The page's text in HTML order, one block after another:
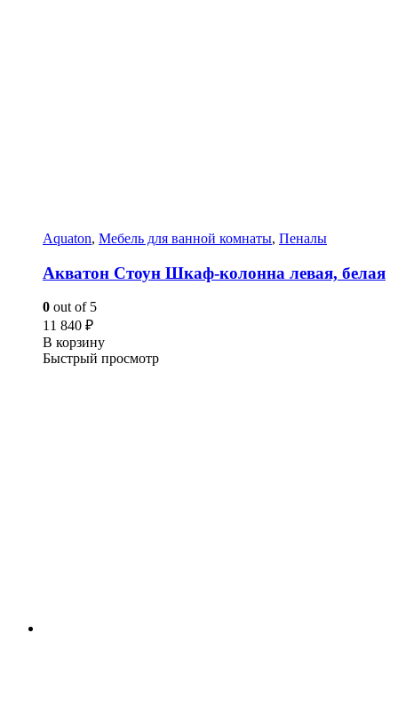
Aquaton, Мебель для ванной комнаты, Пеналы
Акватон Стоун Шкаф-колонна левая, белая
0 out of 5
11 840 ₽
В корзину
Быстрый просмотр